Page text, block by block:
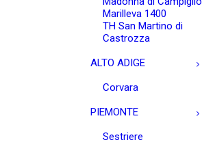
Marilleva 1400
TH San Martino di
Castrozza
ALTO ADIGE
Corvara
PIEMONTE
Sestriere